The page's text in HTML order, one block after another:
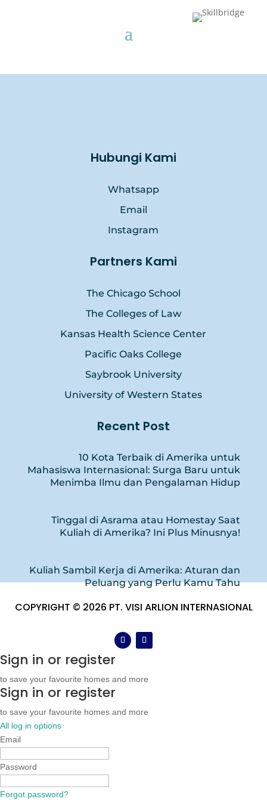
Hubungi Kami
Whatsapp
Email
Instagram
Partners Kami
The Chicago School
The Colleges of Law
Kansas Health Science Center
Pacific Oaks College
Saybrook University
University of Western States
Recent Post
10 Kota Terbaik di Amerika untuk
Mahasiswa Internasional: Surga Baru untuk
Menimba Ilmu dan Pengalaman Hidup
Tinggal di Asrama atau Homestay Saat
Kuliah di Amerika? Ini Plus Minusnya!
Kuliah Sambil Kerja di Amerika: Aturan dan
Peluang yang Perlu Kamu Tahu
COPYRIGHT © 2026 PT. VISI ARLION INTERNASIONAL
Sign in or register
to save your favourite homes and more
Sign in or register
to save your favourite homes and more
All log in options
Email
Password
Forgot password?